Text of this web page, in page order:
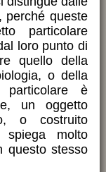
perché queste
particolare
loro punto di
quello della
o della
particolare è
un oggetto
o costruito
spiega molto
questo stesso